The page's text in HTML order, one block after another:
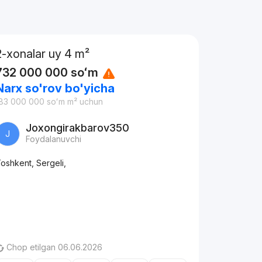
xonalar uy 4 m²
000 000 soʻm
so'rov bo'yicha
000 000 soʻm m² uchun
J Joxongirakbarov350
Foydalanuvchi
Sergeli,
Chop etilgan 06.06.2026